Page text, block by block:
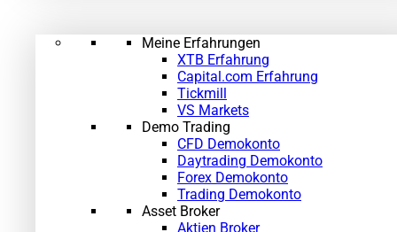
Meine Erfahrungen
XTB Erfahrung
Capital.com Erfahrung
Tickmill
VS Markets
Demo Trading
CFD Demokonto
Daytrading Demokonto
Forex Demokonto
Trading Demokonto
Asset Broker
Aktien Broker